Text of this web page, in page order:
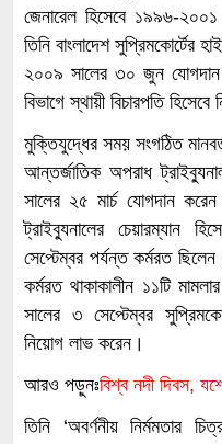
জেনারেল হিসেবে ১৯৯৬-
তিনি বাংলাদেশ সুপ্রিমকোর্টের
২০০৯ সালের ৩০ জুন
বিভাগে স্থায়ী বিচারপতি
মুক্তিযুদ্ধের সময় সংগঠিত
আন্তর্জাতিক অপরাধ
সালের ২৫ মার্চ যোগদান
ট্রাইব্যুনালের চেয়ারম্যান
সেপ্টেম্বর পর্যন্ত কর্মরত
কর্মরত থাকাকালীন ১১টি
সালের ৩ সেপ্টেম্বর
নিয়োগ লাভ করেন।
আরও পড়ুনঃবিশ্ব নদী দিবস,
তিনি ‘অবর্ণনীয় নির্মমতার